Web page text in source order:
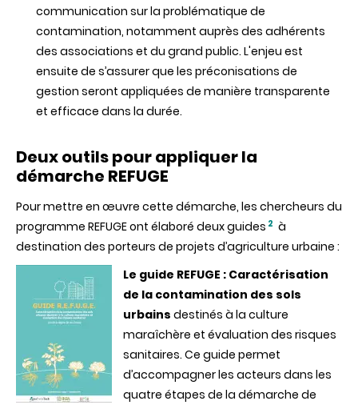
communication sur la problématique de
contamination, notamment auprès des adhérents
des associations et du grand public. L'enjeu est
ensuite de s’assurer que les préconisations de
gestion seront appliquées de manière transparente
et efficace dans la durée.
Deux outils pour appliquer la
démarche REFUGE
Pour mettre en œuvre cette démarche, les chercheurs du
programme REFUGE ont élaboré deux guides 2 à
destination des porteurs de projets d’agriculture urbaine :
Le guide REFUGE : Caractérisation
de la contamination des sols
urbainsdestinés à la culture
maraîchère et évaluation des risques
sanitaires. Ce guide permet
d’accompagner les acteurs dans les
quatre étapes de la démarche de